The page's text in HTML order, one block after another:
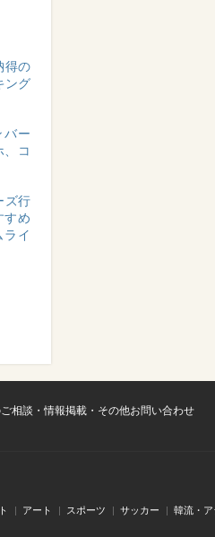
得の
ング
バー
、コ
ズ行
すめ
イ
相談・情報掲載・その他お問い合わせ
アート スポーツ サッカー 韓流・ア